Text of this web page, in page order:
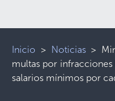
Inicio > Noticias>
multas por infracciones
salarios mínimos por